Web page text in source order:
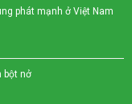
phát mạnh ở Việt Nam
bột nở